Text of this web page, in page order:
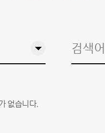
없습니다.